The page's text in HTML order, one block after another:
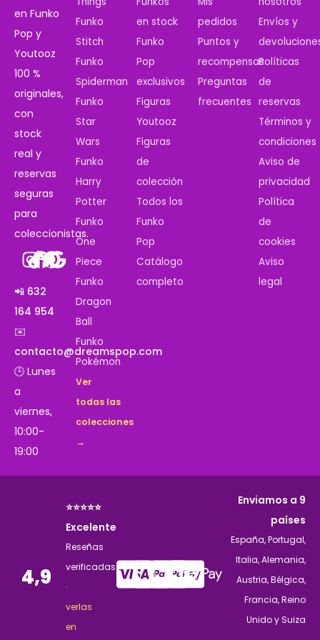
en Funko
Pop y
Youtooz
100 %
originales,
con
stock
real y
reservas
seguras
para
coleccionistas.
📲 632
164 954
✉️
contacto@dreamspop.com
🕒 Lunes
a
viernes,
10:00-
19:00
Funko
Stitch
Funko
Spiderman
Funko
Star
Wars
Funko
Harry
Potter
Funko
One
Piece
Funko
Dragon
Ball
Funko
Pokémon
Ver
todas las
colecciones
→
en stock
Funko
Pop
exclusivos
Figuras
Youtooz
Figuras
de
colección
Todos los
Funko
Pop
Catálogo
completo
pedidos
Puntos y
recompensas
Preguntas
frecuentes
Envíos y
Políticas
de
reservas
Términos y
condiciones
Aviso de
privacidad
Política
de
cookies
Aviso
legal
4,9
⭐⭐⭐⭐⭐
Excelente
Reseñas
verificadas
·
verlas
en
Enviamos a 9
países
España, Portugal,
Italia, Alemania,
Austria, Bélgica,
Francia, Reino
Unido y Suiza